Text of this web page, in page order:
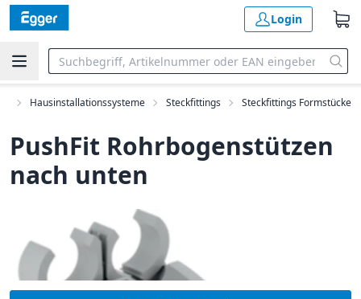
Login
Hausinstallationssysteme Steckfittings Steckfittings Formstücke
PushFit Rohrbogenstützen
nach unten